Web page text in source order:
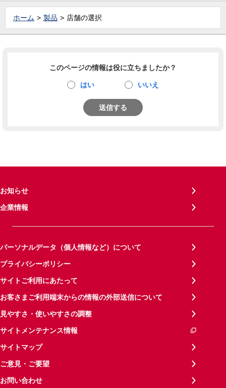
ホーム 製品 店舗の選択
このページの情報は役に立ちましたか？
はい いいえ
送信する
お知らせ
企業情報
パーソナルデータ（個人情報など）について
プライバシーポリシー
サイトご利用にあたって
お客さまご利用端末からの情報の外部送信について
見やすさ・使いやすさの調整
サイトメンテナンス情報
サイトマップ
ご意見・ご要望
お問い合わせ